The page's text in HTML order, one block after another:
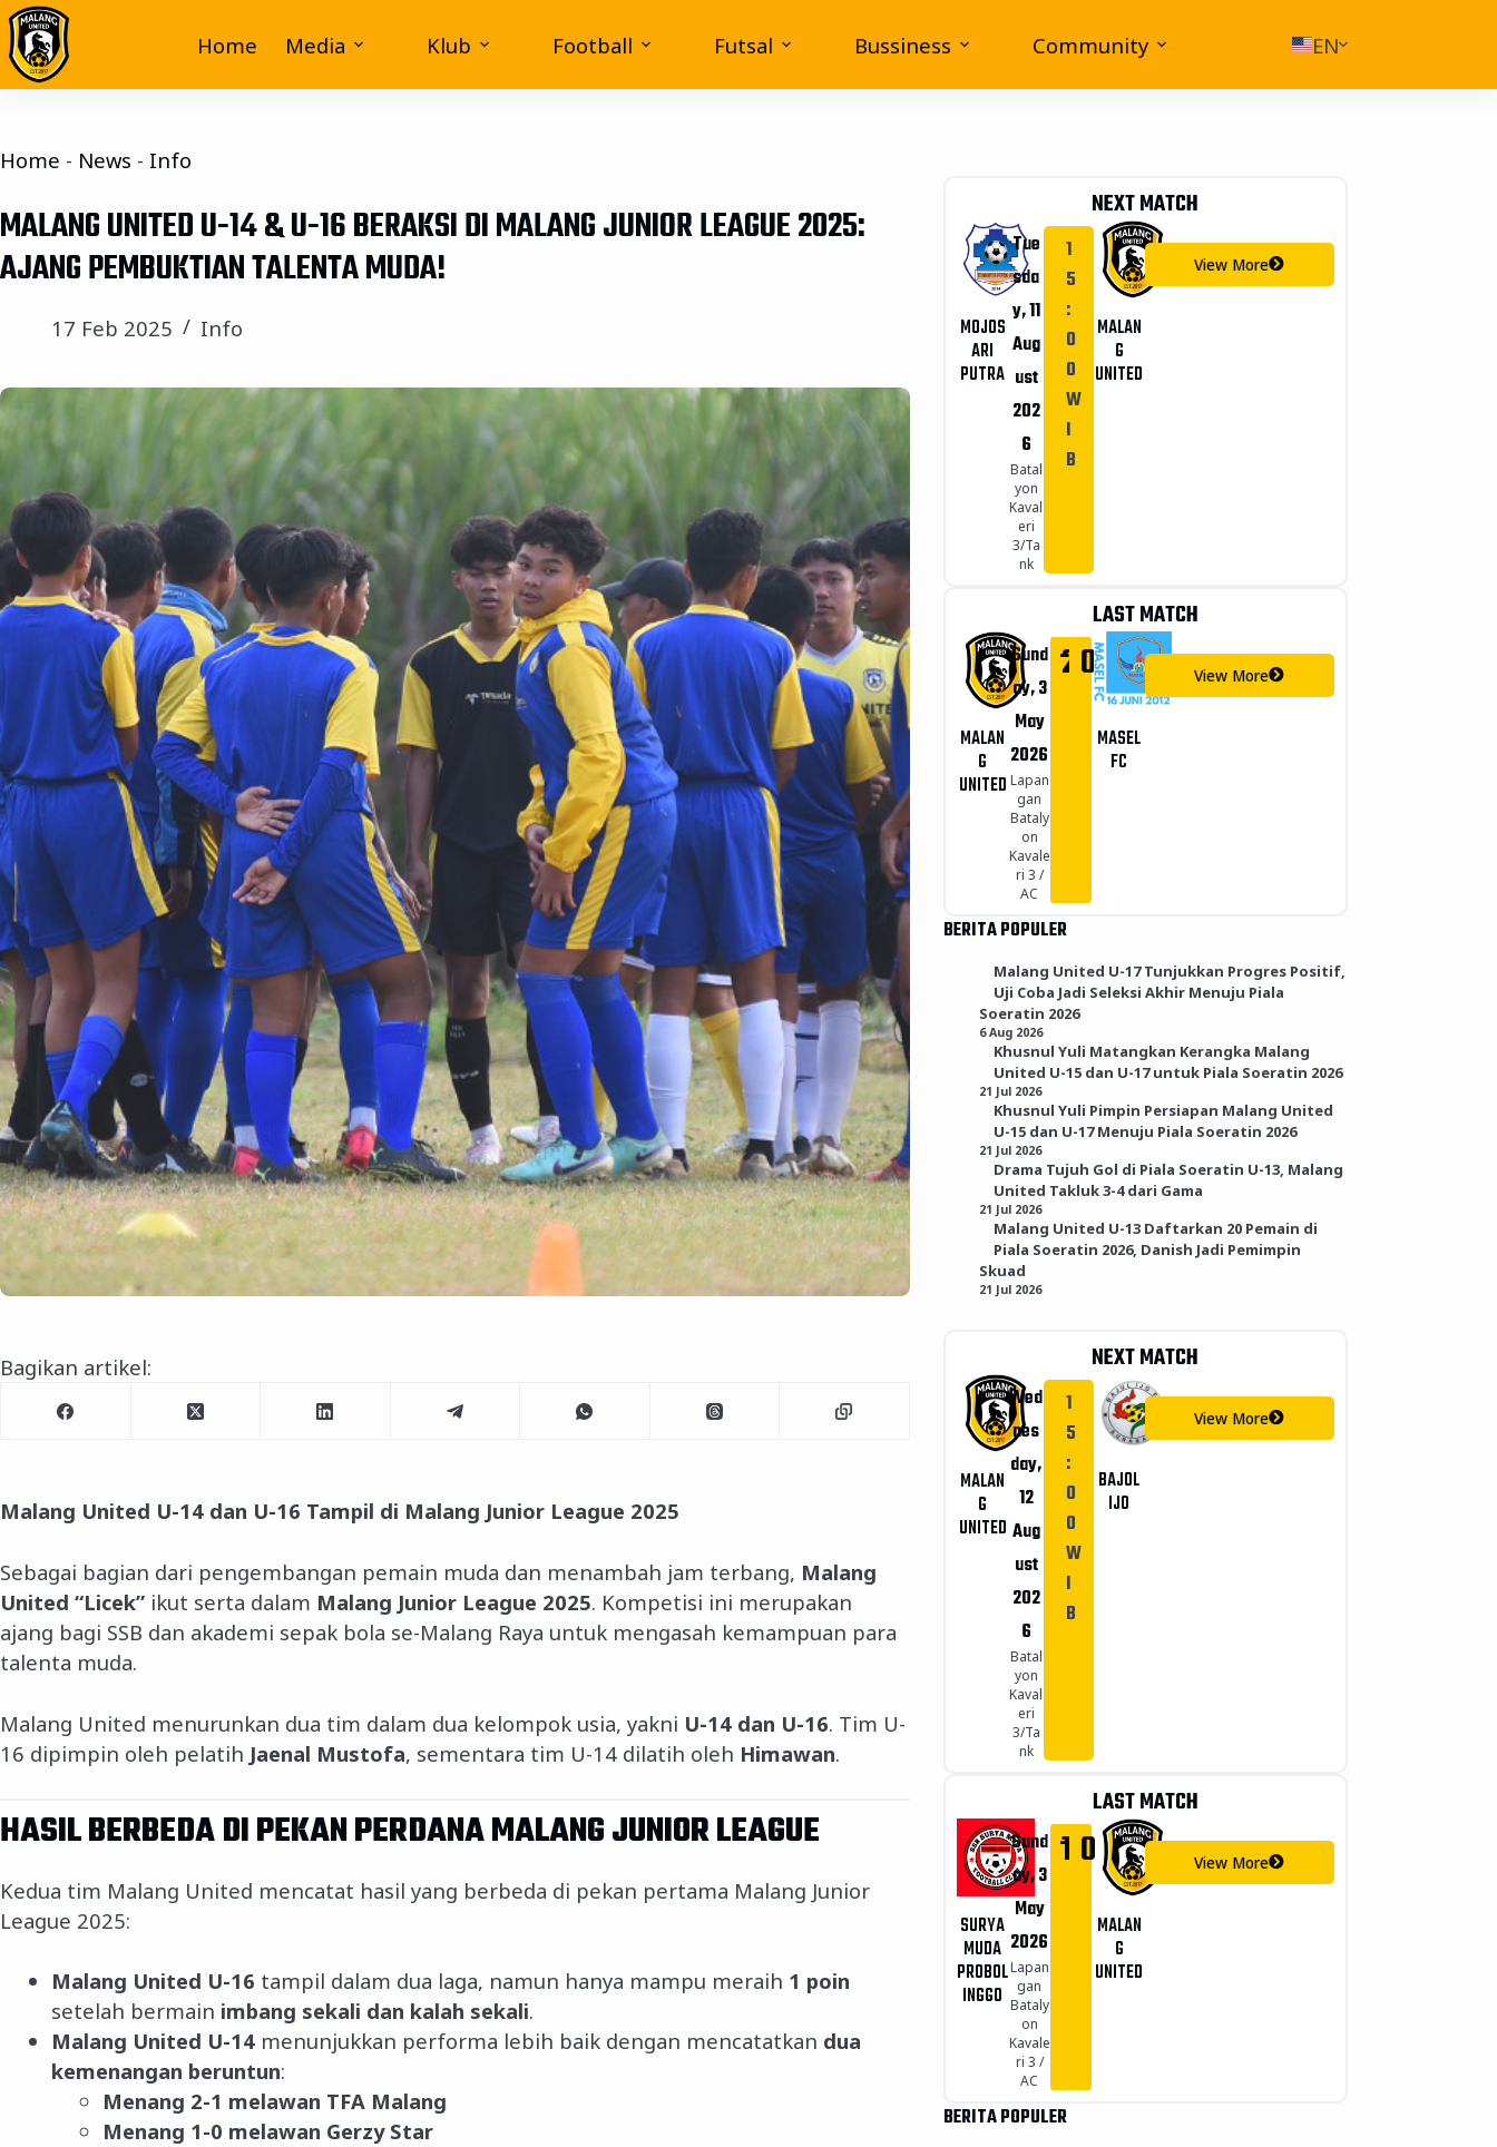
Home Media Klub Football Futsal Bussiness Community EN
Home - News - Info
MALANG UNITED U-14 & U-16 BERAKSI DI MALANG JUNIOR LEAGUE 2025:
AJANG PEMBUKTIAN TALENTA MUDA!
17 Feb 2025 Info
Bagikan artikel:
Malang United U-14 dan U-16 Tampil di Malang Junior League 2025
Sebagai bagian dari pengembangan pemain muda dan menambah jam terbang, Malang
United “Licek” ikut serta dalam Malang Junior League 2025. Kompetisi ini merupakan
ajang bagi SSB dan akademi sepak bola se-Malang Raya untuk mengasah kemampuan para
talenta muda.
Malang United menurunkan dua tim dalam dua kelompok usia, yakni U-14 dan U-16. Tim U-
16 dipimpin oleh pelatih Jaenal Mustofa, sementara tim U-14 dilatih oleh Himawan.
HASIL BERBEDA DI PEKAN PERDANA MALANG JUNIOR LEAGUE
Kedua tim Malang United mencatat hasil yang berbeda di pekan pertama Malang Junior
League 2025:
Malang United U-16 tampil dalam dua laga, namun hanya mampu meraih 1 poin
setelah bermain imbang sekali dan kalah sekali.
Malang United U-14 menunjukkan performa lebih baik dengan mencatatkan dua
kemenangan beruntun:
Menang 2-1 melawan TFA Malang
Menang 1-0 melawan Gerzy Star
NEXT MATCH
MOJOS
ARI
PUTRA
Tue
sda
y, 11
Aug
ust
202
6
Batal
yon
Kaval
eri
3/Ta
nk
1
5
:
0
0
W
I
B
MALAN
G
UNITED
View More
LAST MATCH
MALAN
G
UNITED
Sund
ay, 3
May
2026
Lapan
gan
Bataly
on
Kavale
ri 3 /
AC
2
- 0
MASEL
FC
View More
BERITA POPULER
Malang United U-17 Tunjukkan Progres Positif,
Uji Coba Jadi Seleksi Akhir Menuju Piala
Soeratin 2026
6 Aug 2026
Khusnul Yuli Matangkan Kerangka Malang
United U-15 dan U-17 untuk Piala Soeratin 2026
21 Jul 2026
Khusnul Yuli Pimpin Persiapan Malang United
U-15 dan U-17 Menuju Piala Soeratin 2026
21 Jul 2026
Drama Tujuh Gol di Piala Soeratin U-13, Malang
United Takluk 3-4 dari Gama
21 Jul 2026
Malang United U-13 Daftarkan 20 Pemain di
Piala Soeratin 2026, Danish Jadi Pemimpin
Skuad
21 Jul 2026
NEXT MATCH
MALAN
G
UNITED
Wed
nes
day,
12
Aug
ust
202
6
Batal
yon
Kaval
eri
3/Ta
nk
1
5
:
0
0
W
I
B
BAJOL
IJO
View More
LAST MATCH
SURYA
MUDA
PROBOL
INGGO
Sund
ay, 3
May
2026
Lapan
gan
Bataly
on
Kavale
ri 3 /
AC
1
- 0
MALAN
G
UNITED
View More
BERITA POPULER